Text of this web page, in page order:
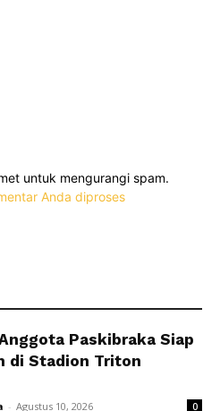
untuk mengurangi spam.
Anda diproses
Paskibraka Siap
di Stadion Triton
- Agustus 10, 2026 0